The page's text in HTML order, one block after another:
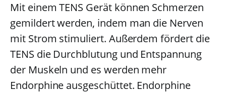
Mit einem TENS Gerät können Schmerzen
gemildert werden, indem man die Nerven
mit Strom stimuliert. Außerdem fördert die
TENS die Durchblutung und Entspannung
der Muskeln und es werden mehr
Endorphine ausgeschüttet. Endorphine